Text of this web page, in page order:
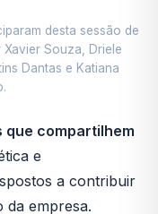
desta sessão de
Souza, Driele
Dantas e Katiana
compartilhem
e
a contribuir
da empresa.